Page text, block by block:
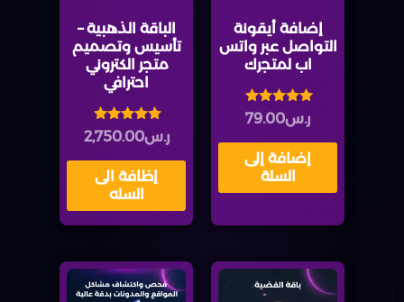
إضافة أيقونة
التواصل عبر واتس
اب لمتجرك
تم التقييم
5.00ر.س79.00
إضافة إلى
السلة
الباقة الذهبية –
تأسيس وتصميم
متجر الكتروني
احترافي
تم التقييم
5.00 ر.س2,750.00
إظافة الى
السله